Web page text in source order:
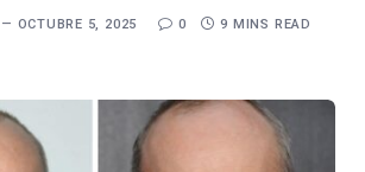
OCTUBRE 5, 2025 0 9 MINS READ